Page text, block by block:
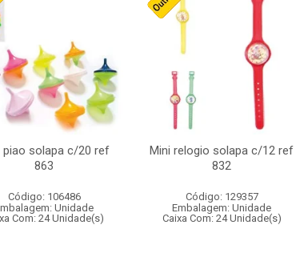
piao solapa c/20 ref
863
Código: 106486
Unidade
Com: 24 Unidade(s)
Mini relogio solapa c/12 ref
832
Código: 129357
Embalagem: Unidade
Caixa Com: 24 Unidade(s)